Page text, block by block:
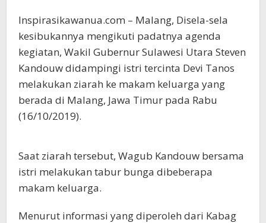
Inspirasikawanua.com – Malang, Disela-sela
kesibukannya mengikuti padatnya agenda
kegiatan, Wakil Gubernur Sulawesi Utara Steven
Kandouw didampingi istri tercinta Devi Tanos
melakukan ziarah ke makam keluarga yang
berada di Malang, Jawa Timur pada Rabu
(16/10/2019).
Saat ziarah tersebut, Wagub Kandouw bersama
istri melakukan tabur bunga dibeberapa
makam keluarga.
Menurut informasi yang diperoleh dari Kabag